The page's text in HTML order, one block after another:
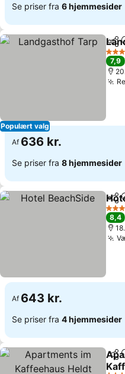
Se priser fra 6 hjemmesider
Populært valg
Del
3
7,9
Af 636 kr.
Se priser fra 8 hjemmesider
Del
4
8,4
Af 643 kr.
Se priser fra 4 hjemmesider
Del